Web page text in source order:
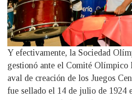
Y efectivamente, la Sociedad
gestionó ante el Comité
aval de creación de los Juegos
fue sellado el 14 de julio de 1924